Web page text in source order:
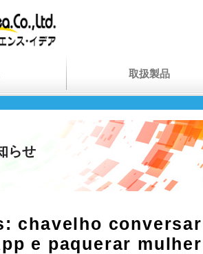
取扱製品
らせ
chavelho
e paquerar